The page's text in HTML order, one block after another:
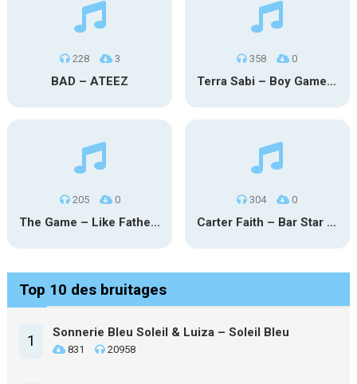
228 3
BAD – ATEEZ
358 0
Terra Sabi – Boy Game X Marcia Cruz
205 0
The Game – Like Father Like Daughter
304 0
Carter Faith – Bar Star Vevo
Top 10 des bruitages
1 Sonnerie Bleu Soleil & Luiza – Soleil Bleu
831 20958